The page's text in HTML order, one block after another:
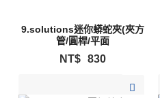
9.solutions迷你蟒蛇夾(夾方
管/圓桿/平面
NT$ 830